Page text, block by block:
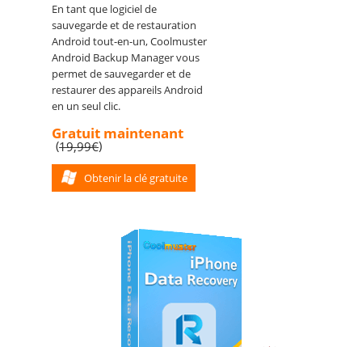
En tant que logiciel de
sauvegarde et de restauration
Android tout-en-un, Coolmuster
Android Backup Manager vous
permet de sauvegarder et de
restaurer des appareils Android
en un seul clic.
Gratuit maintenant
(19,99€)
Obtenir la clé gratuite